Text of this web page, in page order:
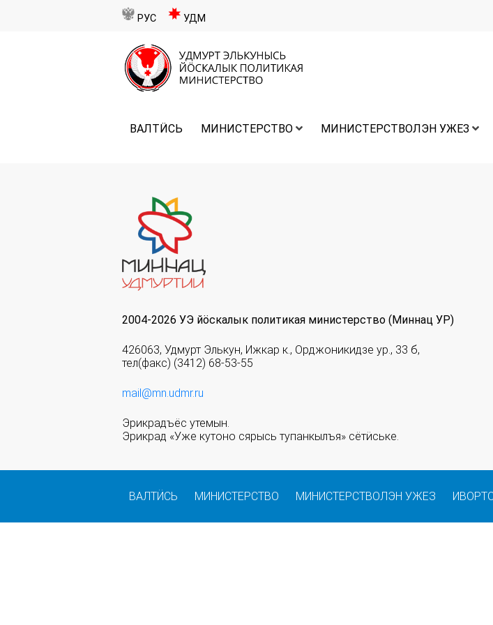
РУС УДМ
ВАЛТӤСЬ МИНИСТЕРСТВО МИНИСТЕРСТВОЛЭН УЖЕЗ
2004-2026 УЭ йöскалык политикая министерство (Миннац УР)
426063, Удмурт Элькун, Ижкар к., Орджоникидзе ур., 33 б,
тел(факс) (3412) 68-53-55
mail@mn.udmr.ru
Эрикрадъёс утемын.
Эрикрад «Уже кутоно сярысь тупанкылъя» сётӥське.
ВАЛТӤСЬ МИНИСТЕРСТВО МИНИСТЕРСТВОЛЭН УЖЕЗ